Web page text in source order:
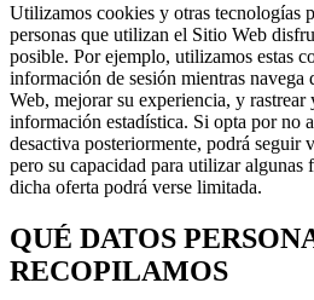
Utilizamos cookies y otras tecnologías
personas que utilizan el Sitio Web
posible. Por ejemplo, utilizamos estas
información de sesión mientras navega
Web, mejorar su experiencia, y rastrear
información estadística. Si opta por no
desactiva posteriormente, podrá seguir
pero su capacidad para utilizar algunas
dicha oferta podrá verse limitada.
QUÉ DATOS
RECOPILAMOS